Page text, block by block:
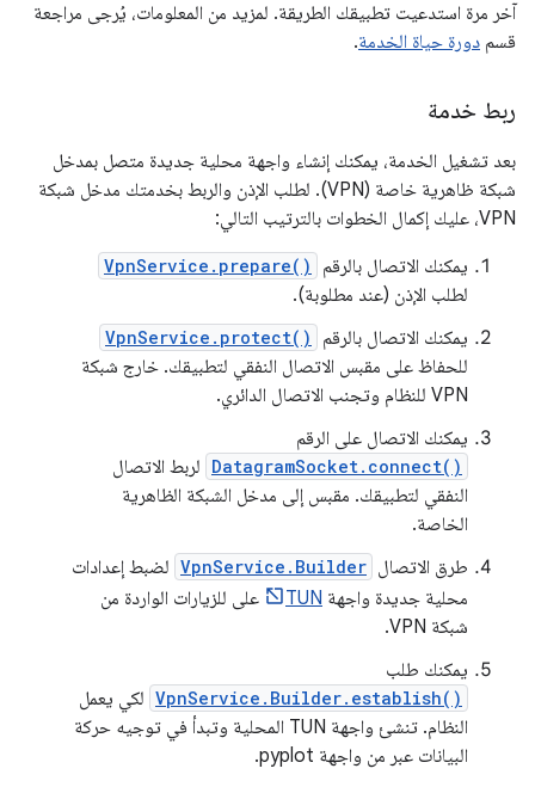
آخر مرة استدعيت تطبيقك الطريقة. لمزيد من المعلومات، يُرجى مراجعة
قسم دورة حياة الخدمة.
ربط خدمة
بعد تشغيل الخدمة، يمكنك إنشاء واجهة محلية جديدة متصل بمدخل
شبكة ظاهرية خاصة (VPN). لطلب الإذن والربط بخدمتك مدخل شبكة
VPN، عليك إكمال الخطوات بالترتيب التالي:
يمكنك الاتصال بالرقم
VpnService.prepare()
لطلب الإذن (عند مطلوبة).
يمكنك الاتصال بالرقم
VpnService.protect()
للحفاظ على مقبس الاتصال النفقي لتطبيقك. خارج شبكة
VPN للنظام وتجنب الاتصال الدائري.
يمكنك الاتصال على الرقم
DatagramSocket.connect() لربط الاتصال
النفقي لتطبيقك. مقبس إلى مدخل الشبكة الظاهرية
الخاصة.
طرق الاتصال VpnService.Builder لضبط إعدادات
محلية جديدة واجهة TUN
على للزيارات الواردة من
شبكة VPN.
يمكنك طلب
VpnService.Builder.establish() لكي يعمل
النظام. تنشئ واجهة TUN المحلية وتبدأ في توجيه حركة
البيانات عبر من واجهة pyplot.